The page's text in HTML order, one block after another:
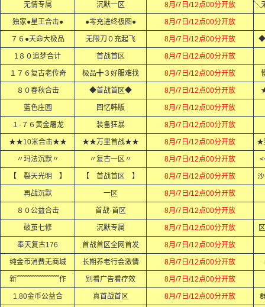
无情专属 沉默一区 8月/7日/12点00分开放
独家●星王合击● ●零充进终极图● 8月/7日/12点00分开放
７６●天命大极品 无限刀０充起飞 8月/7日/12点00分开放 ◆
1８０追梦合计 首战首区 8月/7日/12点00分开放
１７６复古老传奇 极品╋３好服难找 8月/7日/12点00分开放
８０春秋合击 ◆首战首区◆ 8月/7日/12点00分开放
蓝色庄园 回忆韩版 8月/7日/12点00分开放
１·７６黄金屠龙 装备狂暴 8月/7日/12点00分开放
★★10米合击★★ ★★万里首战★★ 8月/7日/12点00分开放 ★
〃玛法沉默〃 〃复古一区〃 8月/7日/12点00分开放
【 裂天光明 】 【 首战首区 】 8月/7日/12点00分开放
再战沉默 一区 8月/7日/12点00分开放
８０公益合击 首战·首区 8月/7日/12点00分开放
破茧七修 沉默专属 8月/7日/12点00分开放
奉天复古176 首战首区全网首发 8月/7日/12点00分开放
纯金币消费无商城 长期养老行会激情 8月/7日/12点00分开放
新﹌﹌﹌﹌﹌﹌作 别看广告看疗效 8月/7日/12点00分开放
1.80金币公益合 真首战首区 8月/7日/12点00分开放